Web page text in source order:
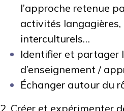
l’approche retenue
activités
interculturels…
Identifier et partager
d’enseignement /
Échanger autour du
2. Créer et expérimenter